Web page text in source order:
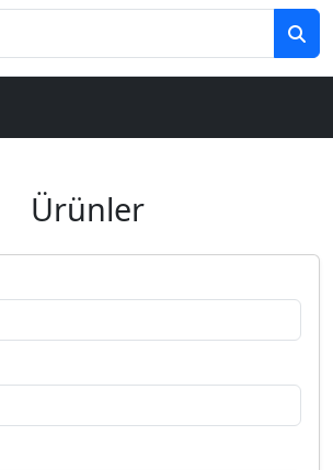
Ürünler